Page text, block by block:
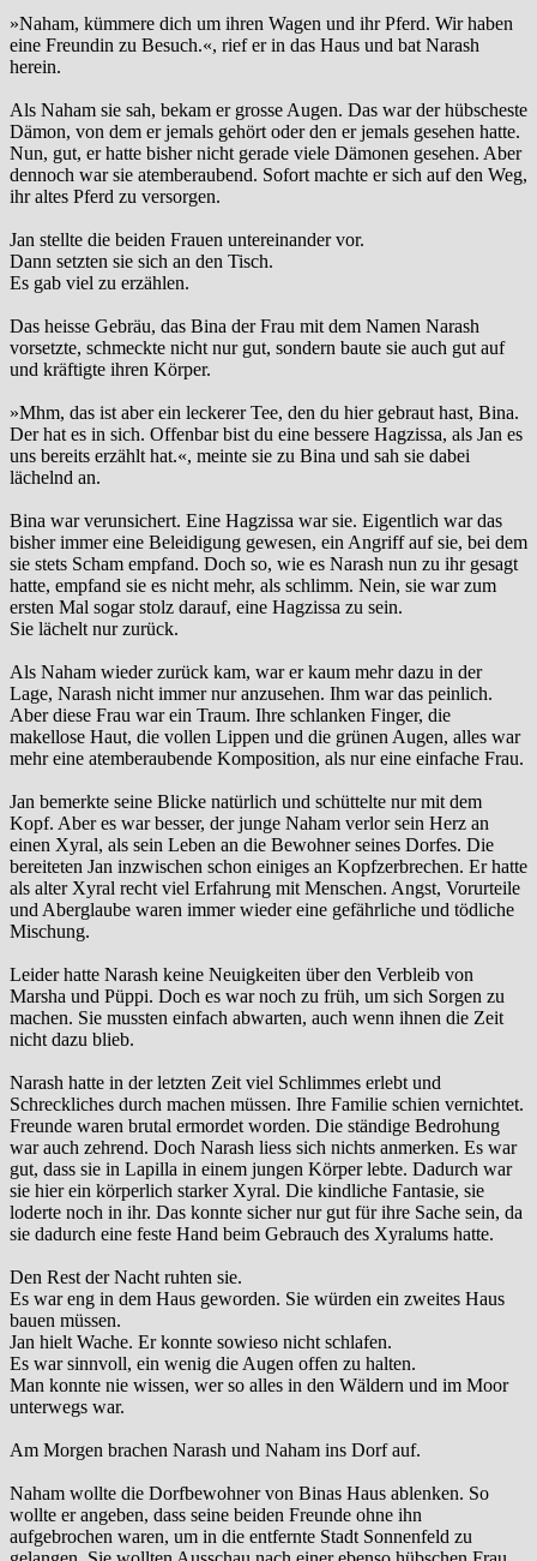
»Naham, kümmere dich um ihren Wagen und ihr Pferd. Wir haben
eine Freundin zu Besuch.«, rief er in das Haus und bat Narash
herein.
Als Naham sie sah, bekam er grosse Augen. Das war der hübscheste
Dämon, von dem er jemals gehört oder den er jemals gesehen hatte.
Nun, gut, er hatte bisher nicht gerade viele Dämonen gesehen. Aber
dennoch war sie atemberaubend. Sofort machte er sich auf den Weg,
ihr altes Pferd zu versorgen.
Jan stellte die beiden Frauen untereinander vor.
Dann setzten sie sich an den Tisch.
Es gab viel zu erzählen.
Das heisse Gebräu, das Bina der Frau mit dem Namen Narash
vorsetzte, schmeckte nicht nur gut, sondern baute sie auch gut auf
und kräftigte ihren Körper.
»Mhm, das ist aber ein leckerer Tee, den du hier gebraut hast, Bina.
Der hat es in sich. Offenbar bist du eine bessere Hagzissa, als Jan es
uns bereits erzählt hat.«, meinte sie zu Bina und sah sie dabei
lächelnd an.
Bina war verunsichert. Eine Hagzissa war sie. Eigentlich war das
bisher immer eine Beleidigung gewesen, ein Angriff auf sie, bei dem
sie stets Scham empfand. Doch so, wie es Narash nun zu ihr gesagt
hatte, empfand sie es nicht mehr, als schlimm. Nein, sie war zum
ersten Mal sogar stolz darauf, eine Hagzissa zu sein.
Sie lächelt nur zurück.
Als Naham wieder zurück kam, war er kaum mehr dazu in der
Lage, Narash nicht immer nur anzusehen. Ihm war das peinlich.
Aber diese Frau war ein Traum. Ihre schlanken Finger, die
makellose Haut, die vollen Lippen und die grünen Augen, alles war
mehr eine atemberaubende Komposition, als nur eine einfache Frau.
Jan bemerkte seine Blicke natürlich und schüttelte nur mit dem
Kopf. Aber es war besser, der junge Naham verlor sein Herz an
einen Xyral, als sein Leben an die Bewohner seines Dorfes. Die
bereiteten Jan inzwischen schon einiges an Kopfzerbrechen. Er hatte
als alter Xyral recht viel Erfahrung mit Menschen. Angst, Vorurteile
und Aberglaube waren immer wieder eine gefährliche und tödliche
Mischung.
Leider hatte Narash keine Neuigkeiten über den Verbleib von
Marsha und Püppi. Doch es war noch zu früh, um sich Sorgen zu
machen. Sie mussten einfach abwarten, auch wenn ihnen die Zeit
nicht dazu blieb.
Narash hatte in der letzten Zeit viel Schlimmes erlebt und
Schreckliches durch machen müssen. Ihre Familie schien vernichtet.
Freunde waren brutal ermordet worden. Die ständige Bedrohung
war auch zehrend. Doch Narash liess sich nichts anmerken. Es war
gut, dass sie in Lapilla in einem jungen Körper lebte. Dadurch war
sie hier ein körperlich starker Xyral. Die kindliche Fantasie, sie
loderte noch in ihr. Das konnte sicher nur gut für ihre Sache sein, da
sie dadurch eine feste Hand beim Gebrauch des Xyralums hatte.
Den Rest der Nacht ruhten sie.
Es war eng in dem Haus geworden. Sie würden ein zweites Haus
bauen müssen.
Jan hielt Wache. Er konnte sowieso nicht schlafen.
Es war sinnvoll, ein wenig die Augen offen zu halten.
Man konnte nie wissen, wer so alles in den Wäldern und im Moor
unterwegs war.
Am Morgen brachen Narash und Naham ins Dorf auf.
Naham wollte die Dorfbewohner von Binas Haus ablenken. So
wollte er angeben, dass seine beiden Freunde ohne ihn
aufgebrochen waren, um in die entfernte Stadt Sonnenfeld zu